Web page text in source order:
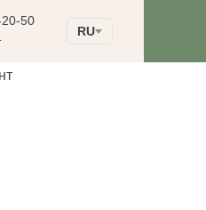
50
RU